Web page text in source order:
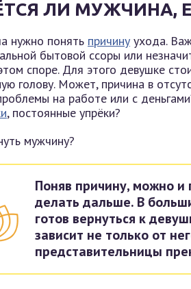
ЛИ МУЖЧИНА,
нужно понять причину ухода.
бытовой ссоры или
споре. Для этого девушке
голову. Может, причина в
на работе или с
, постоянные упрёки?
Поняв причину, можно и
делать дальше. В
готов вернуться к
зависит не только от
представительницы